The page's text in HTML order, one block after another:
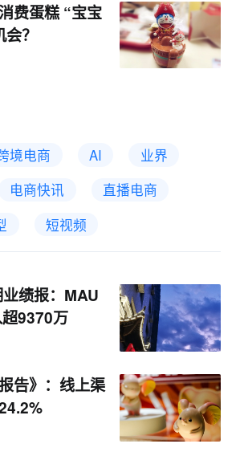
费蛋糕 “宝宝
？
境电商 AI
业界
电商快讯
直播电商
短视频
绩报：MAU
9370万
告》：线上渠